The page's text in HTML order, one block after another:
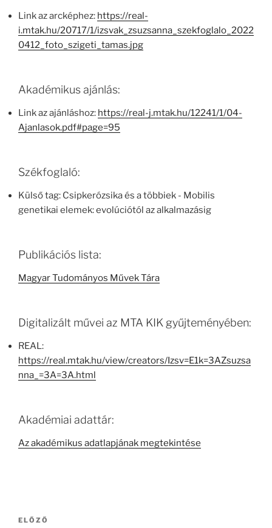
Link az arcképhez: https://real-
i.mtak.hu/20717/1/izsvak_zsuzsanna_szekfoglalo_2022
0412_foto_szigeti_tamas.jpg
Akadémikus ajánlás:
Link az ajánláshoz: https://real-j.mtak.hu/12241/1/04-
Ajanlasok.pdf#page=95
Székfoglaló:
Külső tag: Csipkerózsika és a többiek - Mobilis
genetikai elemek: evolúciótól az alkalmazásig
Publikációs lista:
Magyar Tudományos Művek Tára
Digitalizált művei az MTA KIK gyűjteményében:
REAL:
https://real.mtak.hu/view/creators/Izsv=E1k=3AZsuzsa
nna_=3A=3A.html
Akadémiai adattár:
Az akadémikus adatlapjának megtekintése
Bejegyzés
Korábbi
ELŐZŐ